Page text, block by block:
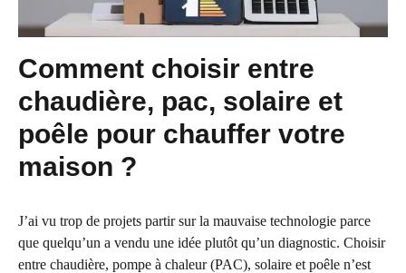
Comment choisir entre
chaudière, pac, solaire et
poêle pour chauffer votre
maison ?
J’ai vu trop de projets partir sur la mauvaise technologie parce
que quelqu’un a vendu une idée plutôt qu’un diagnostic. Choisir
entre chaudière, pompe à chaleur (PAC), solaire et poêle n’est